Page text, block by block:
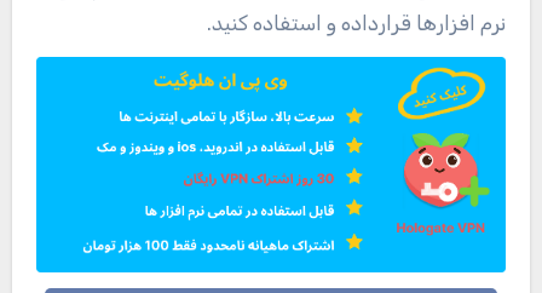
نرم افزارها قرارداده و استفاده کنید.